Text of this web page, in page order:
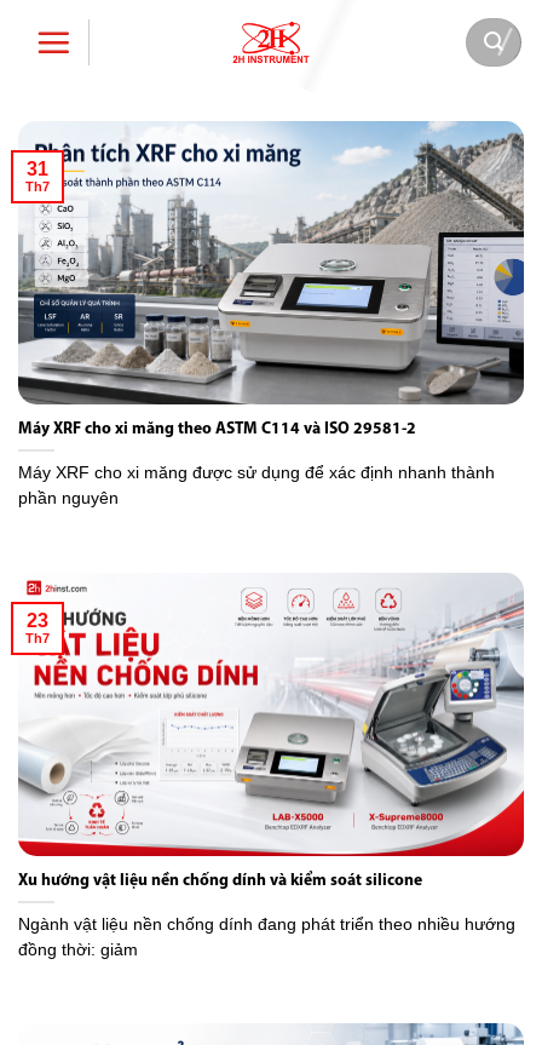
Máy XRF cho xi măng theo ASTM C114 và ISO 29581-2
Máy XRF cho xi măng được sử dụng để xác định nhanh thành
phần nguyên
31
Th7
Xu hướng vật liệu nền chống dính và kiểm soát silicone
Ngành vật liệu nền chống dính đang phát triển theo nhiều hướng
đồng thời: giảm
23
Th7